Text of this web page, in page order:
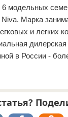
модельных
Марка
и легких
дилерская
в России -